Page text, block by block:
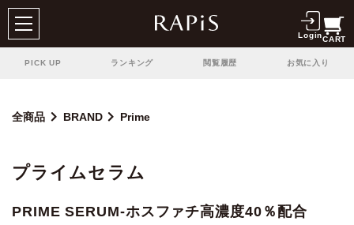
LoginCART
PICK UP ランキング 閲覧履歴 お気に入り
全商品 BRAND Prime
プライムセラム
PRIME SERUM-ホスファチ高濃度40％配合